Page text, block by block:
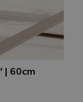
| 60cm